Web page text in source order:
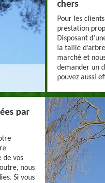
chers
Pour les
prestation
Disposant
la taille
marché et
demander un
pouvez aussi
par
de vos
nous
Si vous